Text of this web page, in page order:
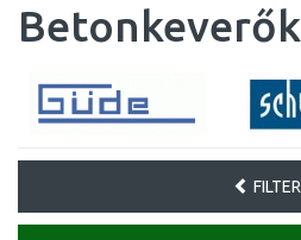
Betonkeverők
FILTER